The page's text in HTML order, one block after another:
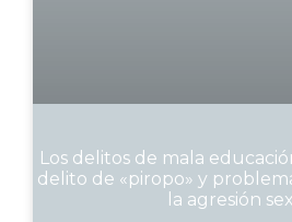
Los delitos de mala
delito de «piropo» y
la agresión